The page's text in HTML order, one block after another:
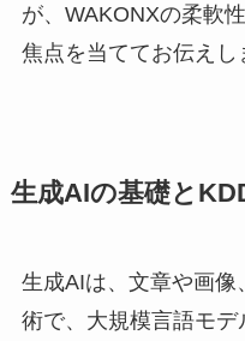
が、WAKONXの柔軟
焦点を当ててお伝えし
生成AIの基礎と
生成AIは、文章や画
術で、大規模言語モ